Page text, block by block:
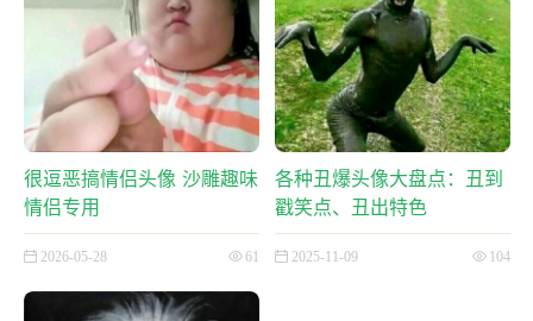
很逗恶搞情侣头像 沙雕趣味
情侣专用
2026-05-28 61
各种丑爆头像大盘点：丑到
戳笑点、丑出特色
2025-11-09 104